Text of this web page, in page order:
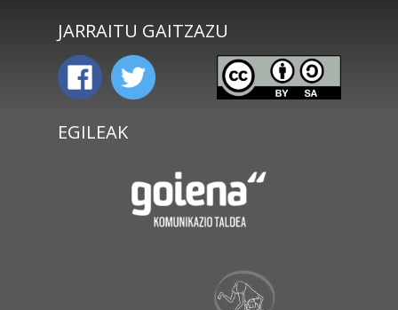
JARRAITU GAITZAZU
EGILEAK